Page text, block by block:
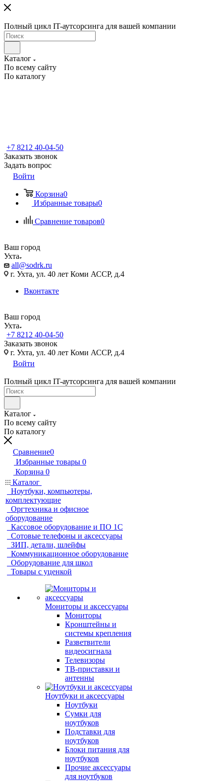
Полный цикл IT-аутсорсинга для вашей компании
Каталог
По всему сайту
По каталогу
+7 8212 40-04-50
Заказать звонок
Задать вопрос
Войти
Корзина0
Избранные товары0
Сравнение товаров0
Ваш город
Ухта
all@sodrk.ru
г. Ухта, ул. 40 лет Коми АССР, д.4
Вконтакте
Ваш город
Ухта
+7 8212 40-04-50
Заказать звонок
г. Ухта, ул. 40 лет Коми АССР, д.4
Войти
Полный цикл IT-аутсорсинга для вашей компании
Каталог
По всему сайту
По каталогу
Сравнение0
Избранные товары 0
Корзина 0
Каталог
Ноутбуки, компьютеры,
комплектующие
Оргтехника и офисное
оборудование
Кассовое оборудование и ПО 1С
Сотовые телефоны и аксессуары
ЗИП, детали, шлейфы
Коммуникационное оборудование
Оборудование для школ
Товары с уценкой
Мониторы и аксессуары
Мониторы
Кронштейны и
системы крепления
Разветвители
видеосигнала
Телевизоры
ТВ-приставки и
антенны
Ноутбуки и аксессуары
Ноутбуки
Сумки для
ноутбуков
Подставки для
ноутбуков
Блоки питания для
ноутбуков
Прочие аксессуары
для ноутбуков